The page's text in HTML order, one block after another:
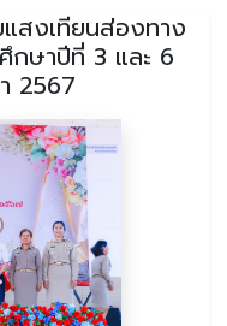
สงเทียนส่องทาง
กษาปีที่ 3 และ 6
2567